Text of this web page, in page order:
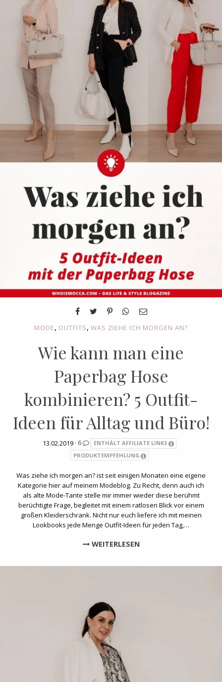
MODE, OUTFITS, WAS ZIEHE ICH MORGEN AN?
Wie kann man eine
Paperbag Hose
kombinieren? 5 Outfit-
Ideen für Alltag und Büro!
13.02.2019 · 6
ENTHÄLT AFFILIATE LINKS
PRODUKTEMPFEHLUNG
Was ziehe ich morgen an? ist seit einigen Monaten eine eigene
Kategorie hier auf meinem Modeblog. Zu Recht, denn auch ich
als alte Mode-Tante stelle mir immer wieder diese berühmt
berüchtigte Frage, begleitet mit einem ratlosen Blick vor einem
großen Kleiderschrank. Nicht nur euch liefere ich mit meinen
Lookbooks jede Menge Outfit-Ideen für jeden Tag,…
WEITERLESEN